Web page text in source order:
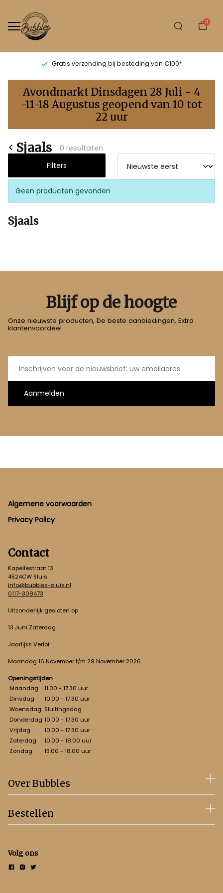
0
Gratis verzending bij besteding van €100*
Sjaals
Bubbles
Sluis
Avondmarkt Dinsdagen 28 Juli - 4
-11-18 Augustus geopend van 10 tot
22 uur
Sjaals
0 resultaten
Filters
Geen producten gevonden
Sjaals
Blijf op de hoogte
Onze nieuwste producten, De beste aanbiedingen, Extra
klantenvoordeel
E-
mailadres
Aanmelden
Footer
Algemene voorwaarden
Privacy Policy
Contact
Kapellestraat 13
4524CW Sluis
info@bubbles-sluis.nl
0117-308473
Uitzonderlijk gesloten op
13 Juni Zaterdag
Jaarlijks Verlof
Maandag 16 November t/m 29 November 2026
Openingstijden
Maandag
11.00 - 17.30 uur
Dinsdag
10.00 - 17.30 uur
Woensdag Sluitingsdag
Donderdag 10.00 - 17.30 uur
Vrijdag
10.00 - 17.30 uur
Zaterdag
10.00 - 18.00 uur
Zondag
13.00 - 18.00 uur
Over Bubbles
Bestellen
Volg ons